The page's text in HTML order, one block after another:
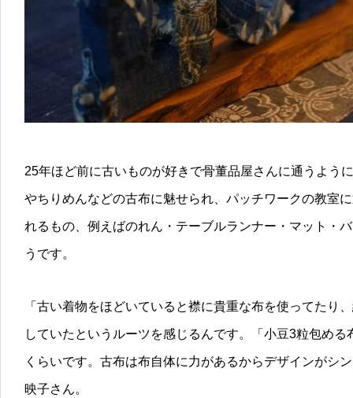
25年ほど前に古いものが好きで骨董品屋さんに通うよう
やちりめんなどの古布に魅せられ、パッチワークの教室
れるもの、例えばのれん・テーブルランナー・マット・
うです。
「古い着物をほどいていると襟に貴重な布を使ってたり
していたというルーツを感じるんです。「小豆3粒包め
くらいです。古布は布自体に力があるからデザインがシ
映子さん。